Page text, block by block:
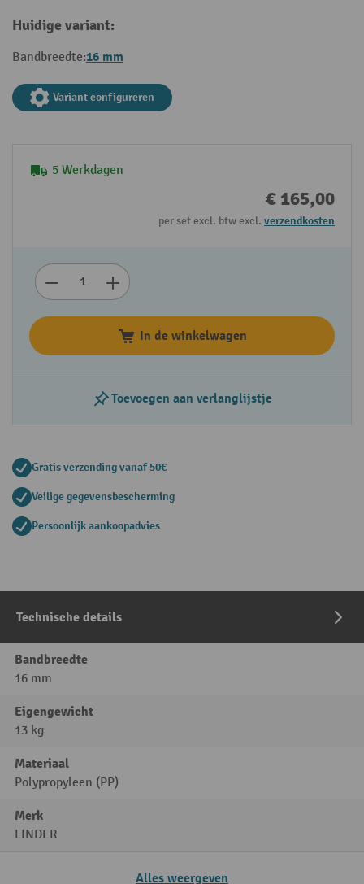
Huidige variant:
Bandbreedte:16 mm
Variant configureren
5 Werkdagen
€ 165,00
per set excl. btw excl. verzendkosten
In de winkelwagen
Toevoegen aan verlanglijstje
Gratis verzending vanaf 50€
Veilige gegevensbescherming
Persoonlijk aankoopadvies
Technische details
Bandbreedte
16 mm
Eigengewicht
13 kg
Materiaal
Polypropyleen (PP)
Merk
LINDER
Alles weergeven